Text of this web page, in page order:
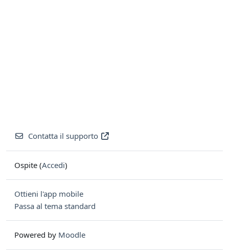
Contatta il supporto
Ospite (Accedi)
Ottieni l'app mobile
Passa al tema standard
Powered by Moodle